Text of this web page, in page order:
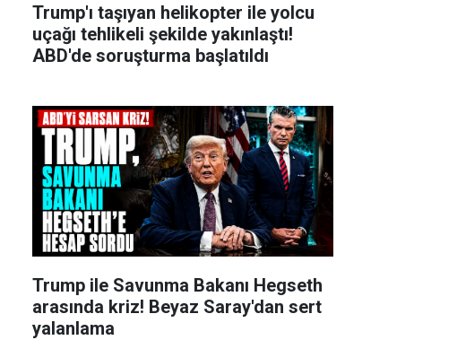
Trump'ı taşıyan helikopter ile yolcu
uçağı tehlikeli şekilde yakınlaştı!
ABD'de soruşturma başlatıldı
Trump ile Savunma Bakanı Hegseth
arasında kriz! Beyaz Saray'dan sert
yalanlama